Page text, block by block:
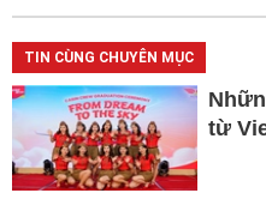
TIN CÙNG CHUYÊN MỤC
từ